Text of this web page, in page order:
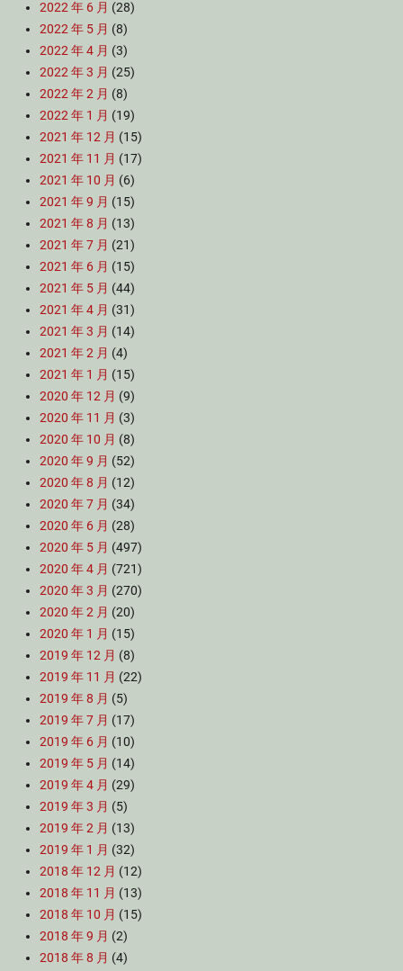
2022 年 6 月 (28)
2022 年 5 月 (8)
2022 年 4 月 (3)
2022 年 3 月 (25)
2022 年 2 月 (8)
2022 年 1 月 (19)
2021 年 12 月 (15)
2021 年 11 月 (17)
2021 年 10 月 (6)
2021 年 9 月 (15)
2021 年 8 月 (13)
2021 年 7 月 (21)
2021 年 6 月 (15)
2021 年 5 月 (44)
2021 年 4 月 (31)
2021 年 3 月 (14)
2021 年 2 月 (4)
2021 年 1 月 (15)
2020 年 12 月 (9)
2020 年 11 月 (3)
2020 年 10 月 (8)
2020 年 9 月 (52)
2020 年 8 月 (12)
2020 年 7 月 (34)
2020 年 6 月 (28)
2020 年 5 月 (497)
2020 年 4 月 (721)
2020 年 3 月 (270)
2020 年 2 月 (20)
2020 年 1 月 (15)
2019 年 12 月 (8)
2019 年 11 月 (22)
2019 年 8 月 (5)
2019 年 7 月 (17)
2019 年 6 月 (10)
2019 年 5 月 (14)
2019 年 4 月 (29)
2019 年 3 月 (5)
2019 年 2 月 (13)
2019 年 1 月 (32)
2018 年 12 月 (12)
2018 年 11 月 (13)
2018 年 10 月 (15)
2018 年 9 月 (2)
2018 年 8 月 (4)